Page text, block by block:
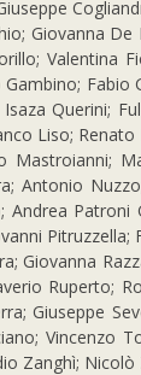
Giovanna
Valentina
Fabio
Querini;
Liso;
Mastroianni;
Antonio
Andrea Patroni
Giovanna
Ruperto;
Giuseppe
Vincenzo
Zanghì; Nicolò